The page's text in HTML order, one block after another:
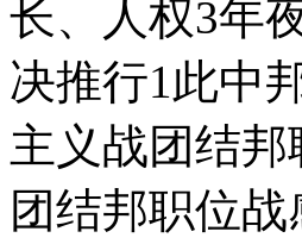
长、人权3年
决推行1此中
主义战团结
团结邦职位